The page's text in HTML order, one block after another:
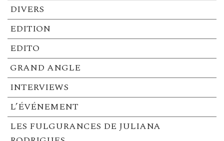
DIVERS
EDITION
EDITO
GRAND ANGLE
INTERVIEWS
L’ÉVÉNEMENT
LES FULGURANCES DE JULIANA